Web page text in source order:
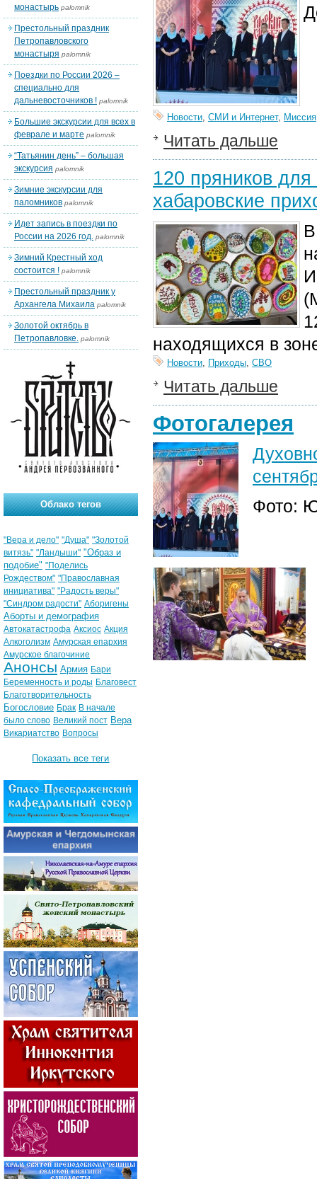
Новости, СМИ и Интернет, Миссия
Читать дальше
120 пряников
хабаровские
находящихся в
Новости, Приходы, СВО
Читать дальше
Фотогалерея
Фото:
монастырь palomnik
Престольный праздник
Петропавловского
монастыря palomnik
Поездки по России 2026 –
специально для
дальневосточников ! palomnik
Большие экскурсии для всех в
феврале и марте palomnik
“Татьянин день” – большая
экскурсия palomnik
Зимние экскурсии для
паломников palomnik
Идет запись в поездки по
России на 2026 год. palomnik
Зимний Крестный ход
состоится ! palomnik
Престольный праздник у
Архангела Михаила palomnik
Золотой октябрь в
Петропавловке. palomnik
Облако тегов
"Вера и дело" "Душа" "Золотой
витязь" "Ландыши" "Образ и
подобие" "Поделись
Рождеством" "Православная
инициатива" "Радость веры"
"Синдром радости" Аборигены
Аборты и демография
Автокатастрофа Аксиос Акция
Алкоголизм Амурская епархия
Амурское благочиние
Анонсы Армия Бари
Беременность и роды Благовест
Благотворительность
Богословие Брак В начале
было слово Великий пост Вера
Викариатство Вопросы
Показать все теги